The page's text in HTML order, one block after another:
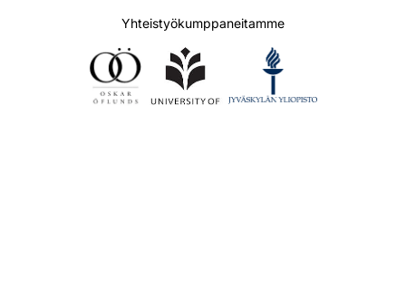
Yhteistyökumppaneitamme